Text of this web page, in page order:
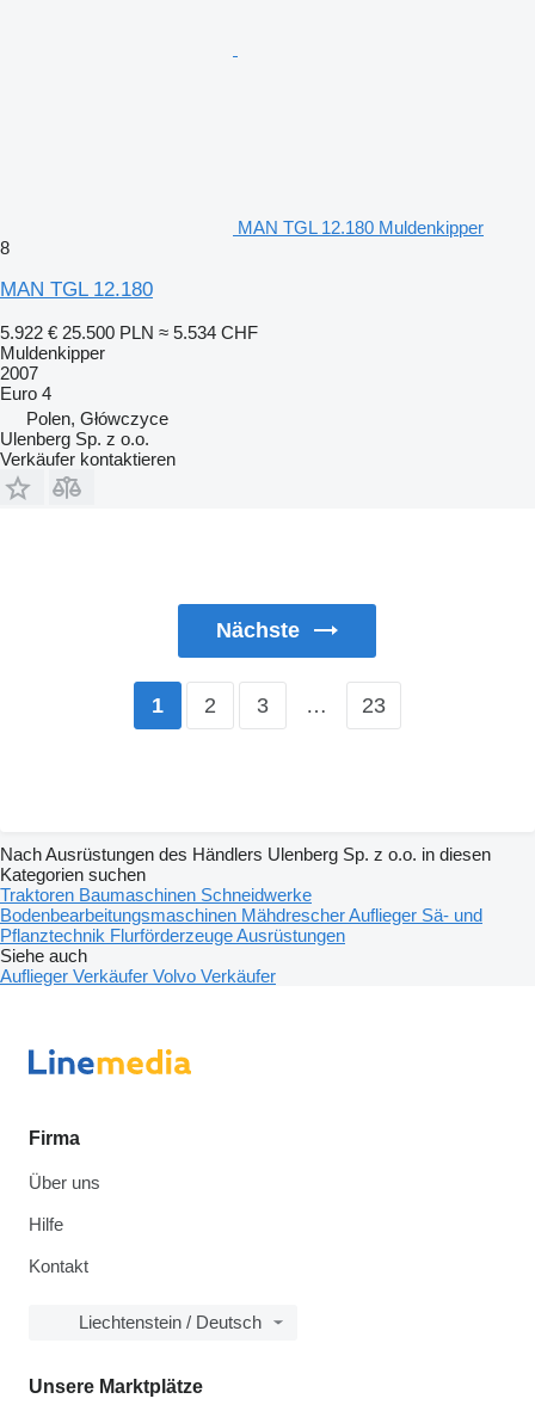
MAN TGL 12.180 Muldenkipper
8
MAN TGL 12.180
5.922 € 25.500 PLN ≈ 5.534 CHF
Muldenkipper
2007
Euro 4
Polen, Główczyce
Ulenberg Sp. z o.o.
Verkäufer kontaktieren
Nächste
1 2 3 … 23
Nach Ausrüstungen des Händlers Ulenberg Sp. z o.o. in diesen
Kategorien suchen
Traktoren Baumaschinen Schneidwerke
Bodenbearbeitungsmaschinen MähdrescherAuflieger Sä- und
Pflanztechnik FlurförderzeugeAusrüstungen
Siehe auch
Auflieger Verkäufer Volvo Verkäufer
Firma
Über uns
Hilfe
Kontakt
Liechtenstein / Deutsch
Unsere Marktplätze